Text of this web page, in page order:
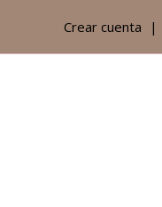
Crear cuenta